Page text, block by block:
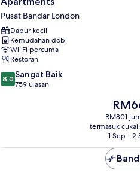
Serviced
Apartments
Pusat
Bandar
London
Pusat Bandar London
Dapur kecil
Kemudahan dobi
Wi-Fi percuma
Restoran
8.0
daripada
8.0 Sangat Baik
759 ulasan
Harga
ialah
RM667
RM801
termasuk cukai
1 Sep - 2